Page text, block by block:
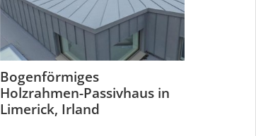
Bogenförmiges
Holzrahmen-Passivhaus in
Limerick, Irland